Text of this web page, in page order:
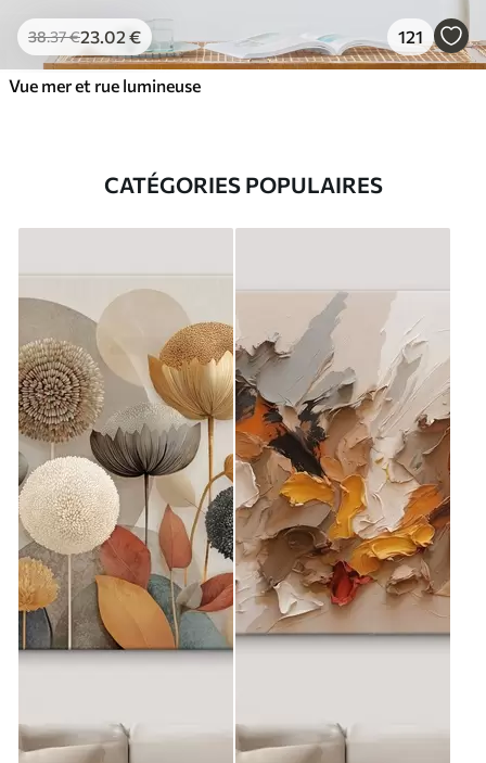
38.37€23 .02 € 121
Vue mer et rue lumineuse
CATÉGORIES POPULAIRES